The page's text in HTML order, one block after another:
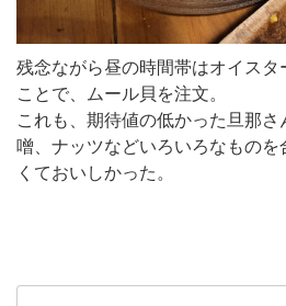
残念ながら昼の時間帯はオイスタ
ことで、ムール貝を注文。
これも、期待値の低かった旦那
噌、ナッツなどいろいろなもの
くておいしかった。